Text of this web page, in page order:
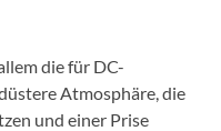
die für DC-
Atmosphäre, die
und einer Prise